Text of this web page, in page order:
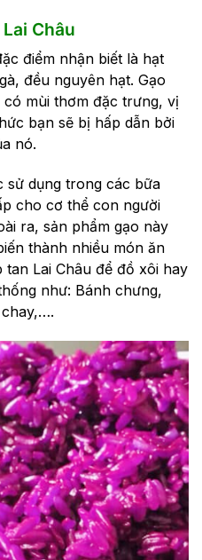
Châu
điểm nhận biết là hạt
đều nguyên hạt. Gạo
mùi thơm đặc trưng, vị
bạn sẽ bị hấp dẫn bởi
nó.
sử dụng trong các bữa
cho cơ thể con người
ra, sản phẩm gạo này
thành nhiều món ăn
tan Lai Châu để đồ xôi hay
như: Bánh chưng,